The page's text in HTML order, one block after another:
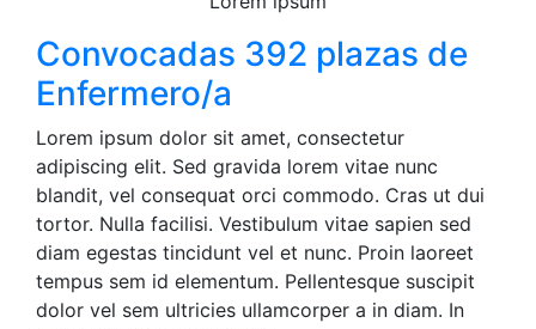
Convocadas 392 plazas de
Enfermero/a
Lorem ipsum dolor sit amet, consectetur
adipiscing elit. Sed gravida lorem vitae nunc
blandit, vel consequat orci commodo. Cras ut dui
tortor. Nulla facilisi. Vestibulum vitae sapien sed
diam egestas tincidunt vel et nunc. Proin laoreet
tempus sem id elementum. Pellentesque suscipit
dolor vel sem ultricies ullamcorper a in diam. In